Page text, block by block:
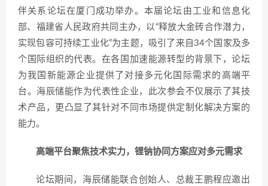
伴关系论坛在厦门成功举办。本届论坛由工业和信息化
部、福建省人民政府共同主办，以“释放大金砖合作潜力，
实现包容可持续工业化”为主题，吸引了来自34个国家及多
个国际组织的代表。在各国加速能源转型的背景下，论坛
为我国新能源企业提供了对接多元化国际需求的高端平
台。海辰储能作为代表性企业，此次参会不仅展示了其技
术产品，更凸显了其针对不同市场提供定制化解决方案的
能力。
高端平台聚焦技术实力，锂钠协同方案应对多元需求
论坛期间，海辰储能联合创始人、总裁王鹏程应邀出